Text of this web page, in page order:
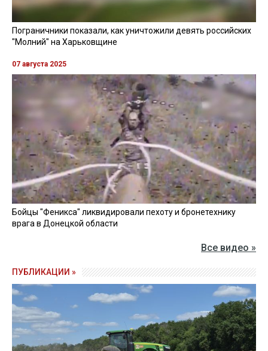
Пограничники показали, как уничтожили девять российских
"Молний" на Харьковщине
07 августа 2025
Бойцы "Феникса" ликвидировали пехоту и бронетехнику
врага в Донецкой области
Все видео »
ПУБЛИКАЦИИ »